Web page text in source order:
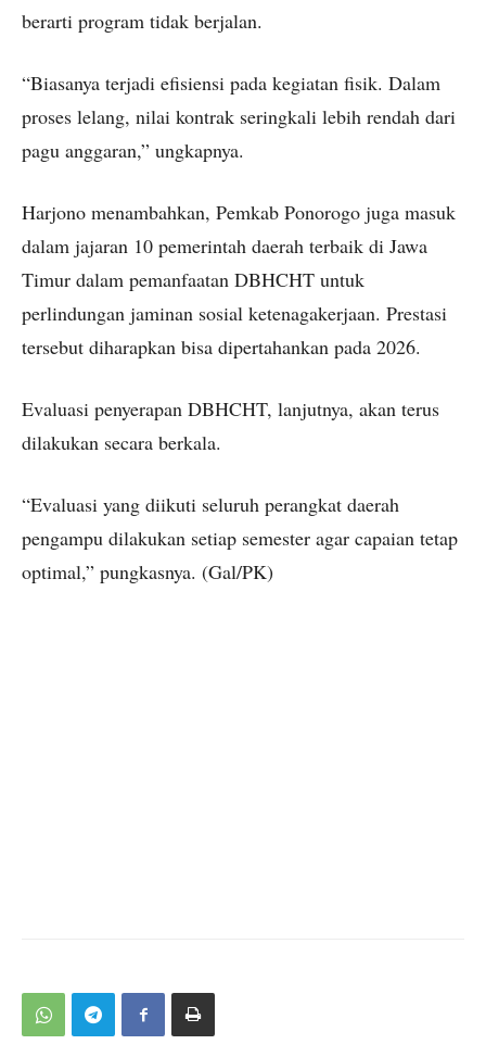
berarti program tidak berjalan.
“Biasanya terjadi efisiensi pada kegiatan fisik. Dalam
proses lelang, nilai kontrak seringkali lebih rendah dari
pagu anggaran,” ungkapnya.
Harjono menambahkan, Pemkab Ponorogo juga masuk
dalam jajaran 10 pemerintah daerah terbaik di Jawa
Timur dalam pemanfaatan DBHCHT untuk
perlindungan jaminan sosial ketenagakerjaan. Prestasi
tersebut diharapkan bisa dipertahankan pada 2026.
Evaluasi penyerapan DBHCHT, lanjutnya, akan terus
dilakukan secara berkala.
“Evaluasi yang diikuti seluruh perangkat daerah
pengampu dilakukan setiap semester agar capaian tetap
optimal,” pungkasnya. (Gal/PK)